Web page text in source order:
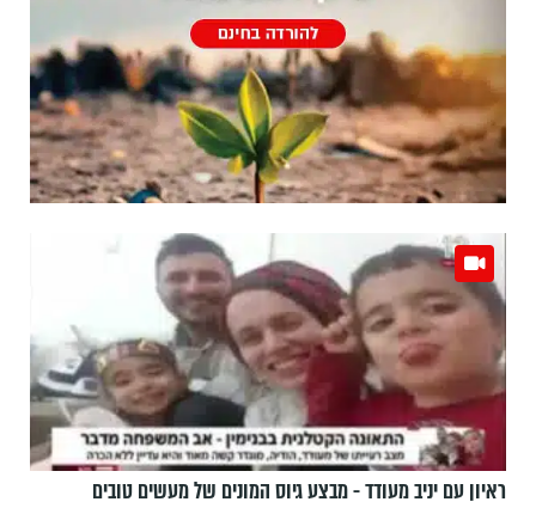
ראיון עם יניב מעודד - מבצע גיוס המונים של מעשים טובים